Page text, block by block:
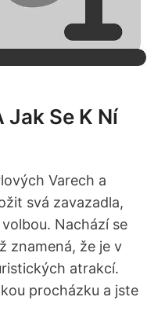
Jak Se K Ní
Varech a
svá zavazadla,
Nachází se
znamená, že je v
atrakcí.
procházku a jste